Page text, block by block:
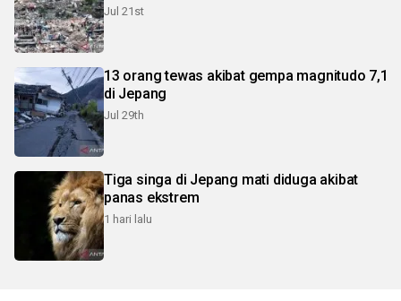
Jul 21st
13 orang tewas akibat gempa magnitudo 7,1
di Jepang
Jul 29th
Tiga singa di Jepang mati diduga akibat
panas ekstrem
1 hari lalu